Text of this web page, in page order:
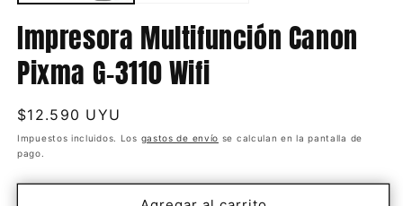
Impresora Multifunción Canon
Pixma G-3110 Wifi
Precio
habitual
$12.590 UYU
Impuestos incluidos. Los gastos de envío se calculan en la pantalla de
pago.